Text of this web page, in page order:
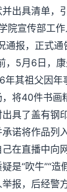
出具清单，
院宣传部工
通报，正式
，5月6日，
年其祖父因年
将40件书画
具了盖有钢
诺将作品列
在直播中向
是“吹牛”“造
报，后经警